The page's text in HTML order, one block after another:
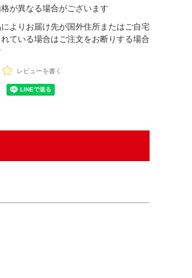
が異なる場合がございます
よりお届け先が国外住所またはご自宅
ている場合はご注文をお断りする場合
レビューを書く